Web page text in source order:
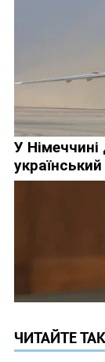
ЧИТАЙТЕ